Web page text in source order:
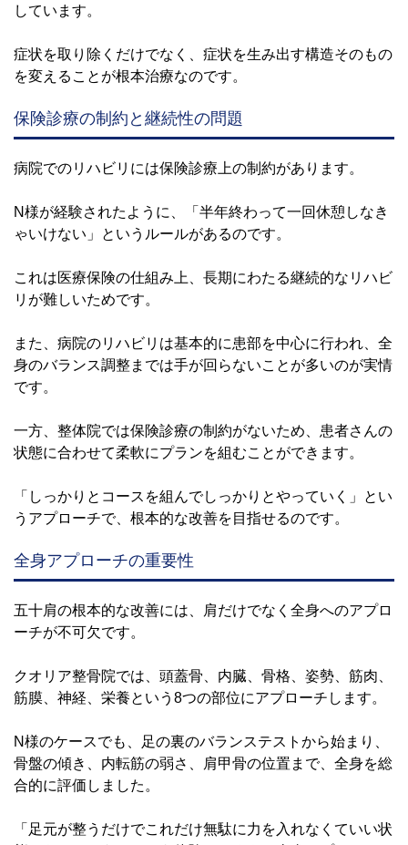
しています。
症状を取り除くだけでなく、症状を生み出す構造そのもの
を変えることが根本治療なのです。
保険診療の制約と継続性の問題
病院でのリハビリには保険診療上の制約があります。
N様が経験されたように、「半年終わって一回休憩しなき
ゃいけない」というルールがあるのです。
これは医療保険の仕組み上、長期にわたる継続的なリハビ
リが難しいためです。
また、病院のリハビリは基本的に患部を中心に行われ、全
身のバランス調整までは手が回らないことが多いのが実情
です。
一方、整体院では保険診療の制約がないため、患者さんの
状態に合わせて柔軟にプランを組むことができます。
「しっかりとコースを組んでしっかりとやっていく」とい
うアプローチで、根本的な改善を目指せるのです。
全身アプローチの重要性
五十肩の根本的な改善には、肩だけでなく全身へのアプロ
ーチが不可欠です。
クオリア整骨院では、頭蓋骨、内臓、骨格、姿勢、筋肉、
筋膜、神経、栄養という8つの部位にアプローチします。
N様のケースでも、足の裏のバランステストから始まり、
骨盤の傾き、内転筋の弱さ、肩甲骨の位置まで、全身を総
合的に評価しました。
「足元が整うだけでこれだけ無駄に力を入れなくていい状